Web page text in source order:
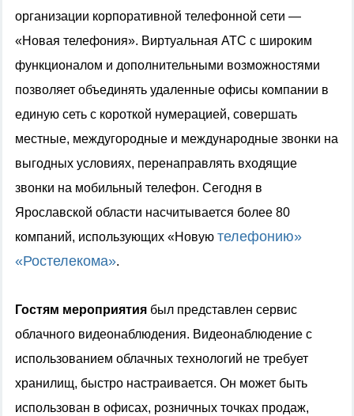
организации корпоративной телефонной сети —
«Новая телефония». Виртуальная АТС с широким
функционалом и дополнительными возможностями
позволяет объединять удаленные офисы компании в
единую сеть с короткой нумерацией, совершать
местные, междугородные и международные звонки на
выгодных условиях, перенаправлять входящие
звонки на мобильный телефон. Сегодня в
Ярославской области насчитывается более 80
компаний, использующих «Новую телефонию»
«Ростелекома».
Гостям мероприятия был представлен сервис
облачного видеонаблюдения. Видеонаблюдение с
использованием облачных технологий не требует
хранилищ, быстро настраивается. Он может быть
использован в офисах, розничных точках продаж,